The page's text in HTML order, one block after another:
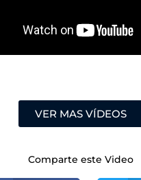
VER MAS VÍDEOS
Comparte este Video